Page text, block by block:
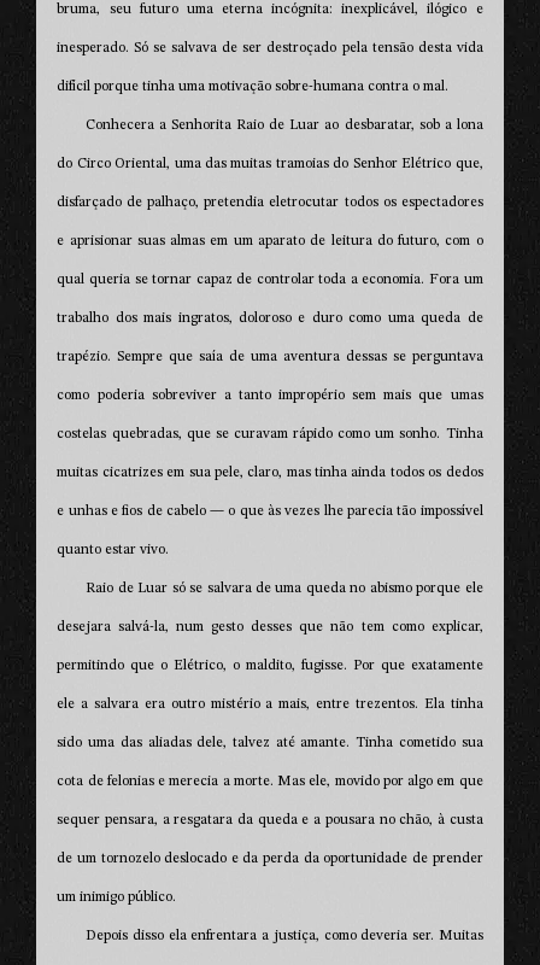
bruma, seu futuro uma eterna incógnita: inexplicável, ilógico e
inesperado. Só se salvava de ser destroçado pela tensão desta vida
difícil porque tinha uma motivação sobre-humana contra o mal.
Conhecera a Senhorita Raio de Luar ao desbaratar, sob a lona
do Circo Oriental, uma das muitas tramoias do Senhor Elétrico que,
disfarçado de palhaço, pretendia eletrocutar todos os espectadores
e aprisionar suas almas em um aparato de leitura do futuro, com o
qual queria se tornar capaz de controlar toda a economia. Fora um
trabalho dos mais ingratos, doloroso e duro como uma queda de
trapézio. Sempre que saía de uma aventura dessas se perguntava
como poderia sobreviver a tanto impropério sem mais que umas
costelas quebradas, que se curavam rápido como um sonho. Tinha
muitas cicatrizes em sua pele, claro, mas tinha ainda todos os dedos
e unhas e fios de cabelo — o que às vezes lhe parecia tão impossível
quanto estar vivo.
Raio de Luar só se salvara de uma queda no abismo porque ele
desejara salvá-la, num gesto desses que não tem como explicar,
permitindo que o Elétrico, o maldito, fugisse. Por que exatamente
ele a salvara era outro mistério a mais, entre trezentos. Ela tinha
sido uma das aliadas dele, talvez até amante. Tinha cometido sua
cota de felonias e merecia a morte. Mas ele, movido por algo em que
sequer pensara, a resgatara da queda e a pousara no chão, à custa
de um tornozelo deslocado e da perda da oportunidade de prender
um inimigo público.
Depois disso ela enfrentara a justiça, como deveria ser. Muitas